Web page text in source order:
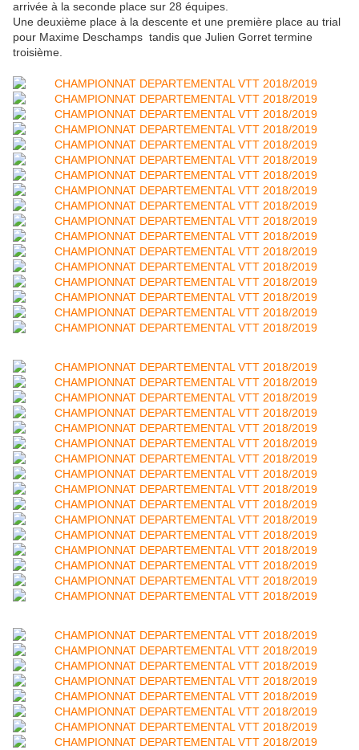
arrivée à la seconde place sur 28 équipes.
Une deuxième place à la descente et une première place au trial
pour Maxime Deschamps tandis que Julien Gorret termine
troisième.